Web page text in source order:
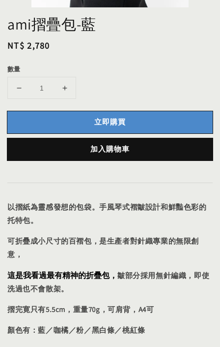
ami摺疊包-藍
Regular
NT$ 2,780
數量
立即購買
加入購物車
以摺紙為靈感發想的包袋。手風琴式褶皺設計和鮮豔色彩的
托特包。
可折疊成小尺寸的百褶包，是生產者對針織專業的無限創
意，
這是我看過最有精神的折疊包， 皺部分採用無針編織，即使
洗過也不會散架。
摺完寛只有5.5cm，重量70g，可肩背，A4可
顏色有：藍／咖橘／粉／黑白條／桃紅條